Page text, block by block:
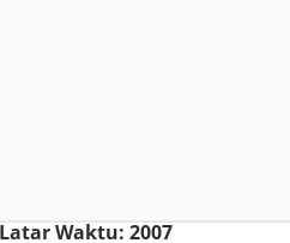
Waktu: 2007